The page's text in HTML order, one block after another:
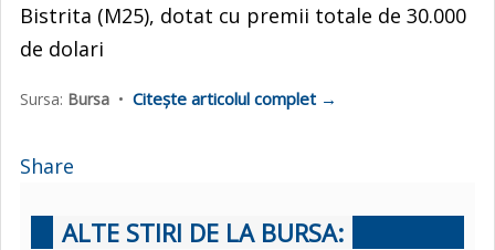
Bistrita (M25), dotat cu premii totale de 30.000
de dolari
Sursa: Bursa • Citește articolul complet →
Share
ALTE STIRI DE LA BURSA: